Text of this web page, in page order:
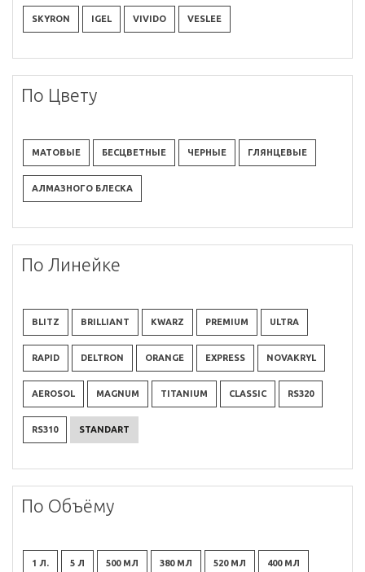
SKYRON IGEL VIVIDO VESLEE
По Цвету
МАТОВЫЕ БЕСЦВЕТНЫЕ ЧЕРНЫЕ ГЛЯНЦЕВЫЕ
АЛМАЗНОГО БЛЕСКА
По Линейке
BLITZ BRILLIANT KWARZ PREMIUM ULTRA
RAPID DELTRON ORANGE EXPRESS NOVAKRYL
AEROSOL MAGNUM TITANIUM CLASSIC RS320
RS310 STANDART
По Объёму
1 Л. 5 Л 500 МЛ 380 МЛ 520 МЛ 400 МЛ